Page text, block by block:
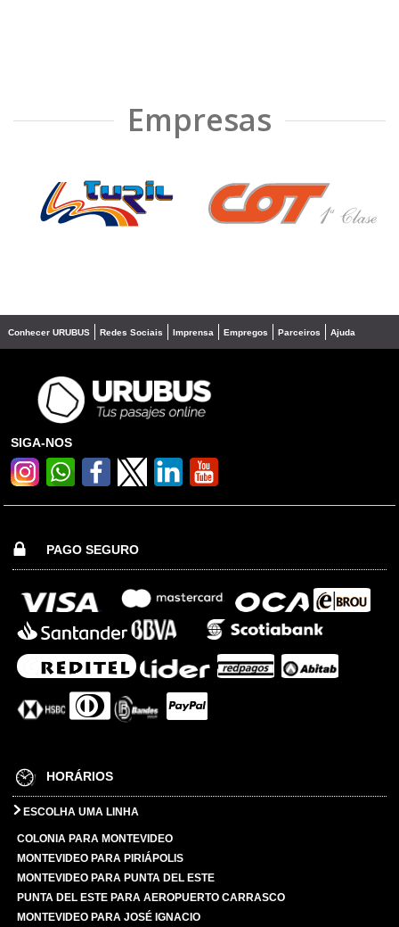
Empresas
❮ ❯
Conhecer URUBUS Redes Sociais Imprensa Empregos Parceiros Ajuda
SIGA-NOS
PAGO SEGURO
HORÁRIOS
ESCOLHA UMA LINHA
COLONIA PARA MONTEVIDEO
MONTEVIDEO PARA PIRIÁPOLIS
MONTEVIDEO PARA PUNTA DEL ESTE
PUNTA DEL ESTE PARA AEROPUERTO CARRASCO
MONTEVIDEO PARA JOSÉ IGNACIO